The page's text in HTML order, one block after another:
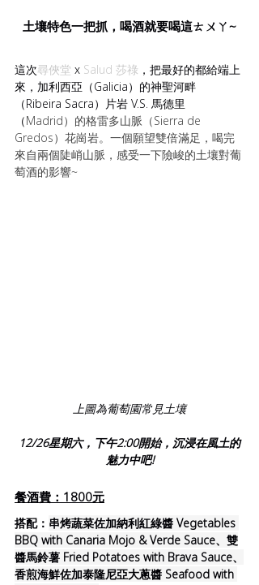
土壤特色一把抓，喝酒就要喝這ㄊㄨㄚ~
這次尋俠堂 x Salud 莎祿 ，把最好的都給端上
來，加利西亞（Galicia）的神聖河畔
（Ribeira Sacra）片岩 V.S. 馬德里
（Madrid）的格雷多山脈（Sierra de
Gredos）花崗岩。一個願望雙倍滿足，喝完
來自兩個陡峭山脈，感受一下險峻的土壤對葡
萄酒的影響~
上圖為葡萄園常見土壤
12/26星期六，下午2:00開始，沉浸在風土的
魅力中吧!
餐酒費：1800元
搭配： 串烤蔬菜佐加納利紅綠醬 Vegetables
BBQ with Canaria Mojo & Verde Sauce、雙
醬馬鈴薯 Fried Potatoes with Brava Sauce、
香煎海鮮佐加泰隆尼亞大蔥醬 Seafood with